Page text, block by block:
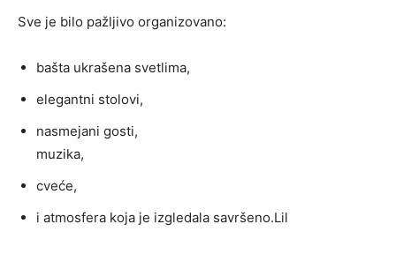
Sve je bilo pažljivo organizovano:
bašta ukrašena svetlima,
elegantni stolovi,
nasmejani gosti,
muzika,
cveće,
i atmosfera koja je izgledala savršeno.Lil